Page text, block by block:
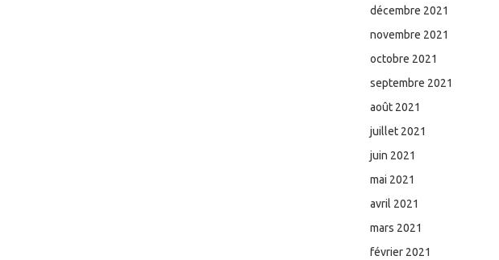
décembre 2021
novembre 2021
octobre 2021
septembre 2021
août 2021
juillet 2021
juin 2021
mai 2021
avril 2021
mars 2021
février 2021